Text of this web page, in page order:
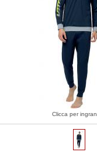
Clicca per